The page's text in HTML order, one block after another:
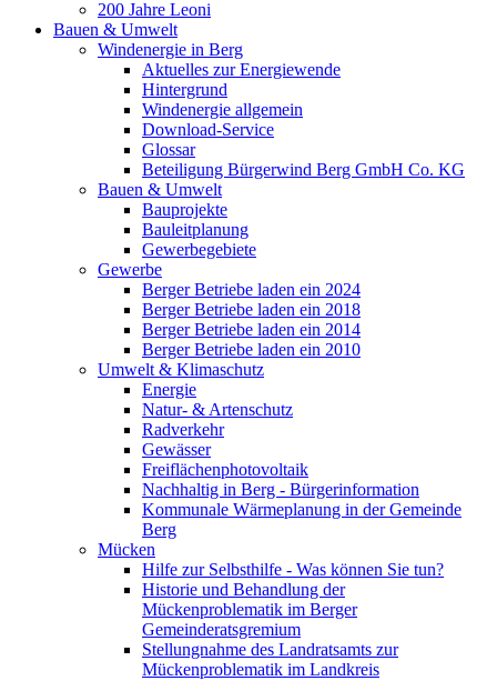
200 Jahre Leoni
Bauen & Umwelt
Windenergie in Berg
Aktuelles zur Energiewende
Hintergrund
Windenergie allgemein
Download-Service
Glossar
Beteiligung Bürgerwind Berg GmbH Co. KG
Bauen & Umwelt
Bauprojekte
Bauleitplanung
Gewerbegebiete
Gewerbe
Berger Betriebe laden ein 2024
Berger Betriebe laden ein 2018
Berger Betriebe laden ein 2014
Berger Betriebe laden ein 2010
Umwelt & Klimaschutz
Energie
Natur- & Artenschutz
Radverkehr
Gewässer
Freiflächenphotovoltaik
Nachhaltig in Berg - Bürgerinformation
Kommunale Wärmeplanung in der Gemeinde
Berg
Mücken
Hilfe zur Selbsthilfe - Was können Sie tun?
Historie und Behandlung der
Mückenproblematik im Berger
Gemeinderatsgremium
Stellungnahme des Landratsamts zur
Mückenproblematik im Landkreis